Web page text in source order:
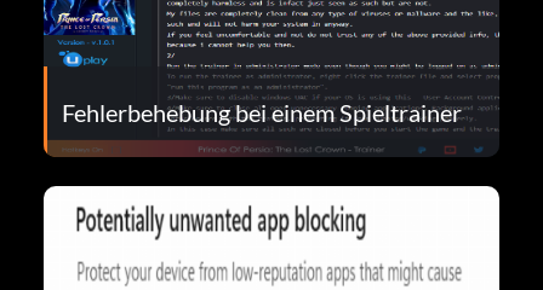
Fehlerbehebung bei einem Spieltrainer